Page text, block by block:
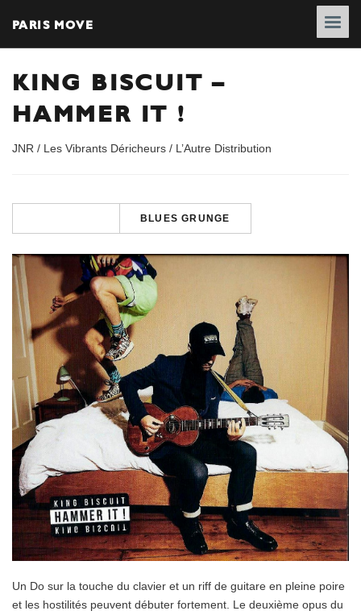
PARIS MOVE
KING BISCUIT –
HAMMER IT !
JNR / Les Vibrants Déricheurs / L’Autre Distribution
BLUES GRUNGE
Un Do sur la touche du clavier et un riff de guitare en pleine poire
et les hostilités peuvent débuter fortement. Le deuxième opus du